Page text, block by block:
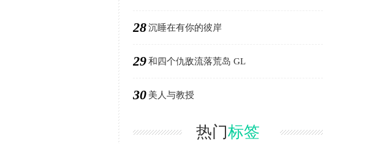
28沉睡在有你的彼岸
29和四个仇敌流落荒岛 GL
30 美人与教授
热门标签